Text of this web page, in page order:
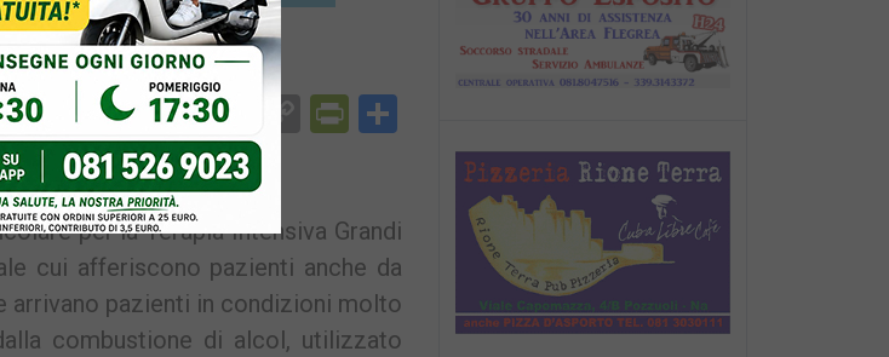
Facebook
Messenger
WhatsApp
Telegram
X EmailCopyPrintFriendly
per la Terapia Intensiva Grandi
cui afferiscono pazienti anche da
arrivano pazienti in condizioni molto
combustione di alcol, utilizzato